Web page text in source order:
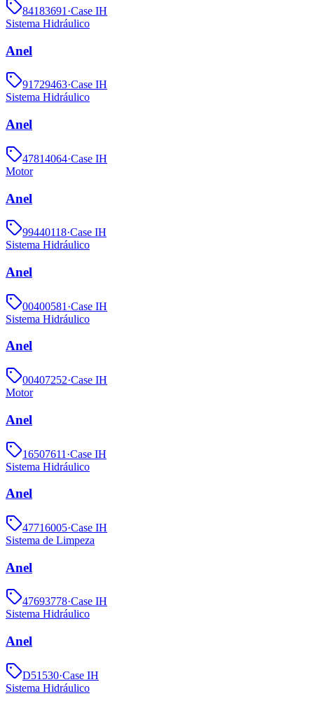
84183691 ·Case IH
Sistema Hidráulico
Anel
91729463·Case IH
Sistema Hidráulico
Anel
47814064·Case IH
Motor
Anel
99440118·Case IH
Sistema Hidráulico
Anel
00400581 ·Case IH
Sistema Hidráulico
Anel
00407252·Case IH
Motor
Anel
16507611 ·Case IH
Sistema Hidráulico
Anel
47716005·Case IH
Sistema de Limpeza
Anel
47693778·Case IH
Sistema Hidráulico
Anel
D51530·Case IH
Sistema Hidráulico